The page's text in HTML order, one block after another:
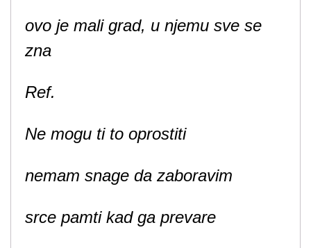
ovo je mali grad, u njemu sve se
zna
Ref.
Ne mogu ti to oprostiti
nemam snage da zaboravim
srce pamti kad ga prevare